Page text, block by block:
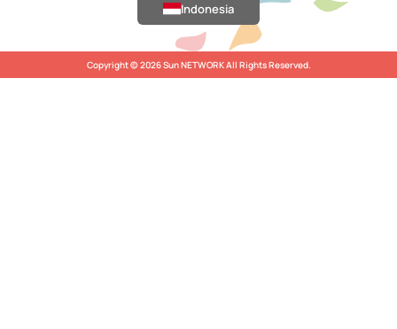
Indonesia
Copyright © 2026 Sun NETWORK All Rights Reserved.